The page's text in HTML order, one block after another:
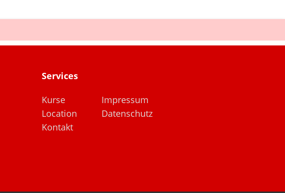
Services
Kurse
Location
Kontakt
Impressum
Datenschutz